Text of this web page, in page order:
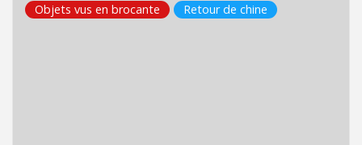
Objets vus en brocante Retour de chine